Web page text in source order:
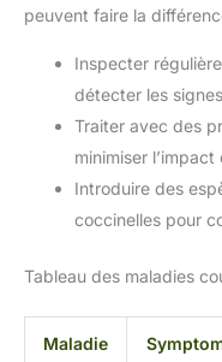
peuvent faire la
Inspecter
détecter les
Traiter avec des
minimiser
Introduire des
coccinelles pour
Tableau des maladies
Maladie